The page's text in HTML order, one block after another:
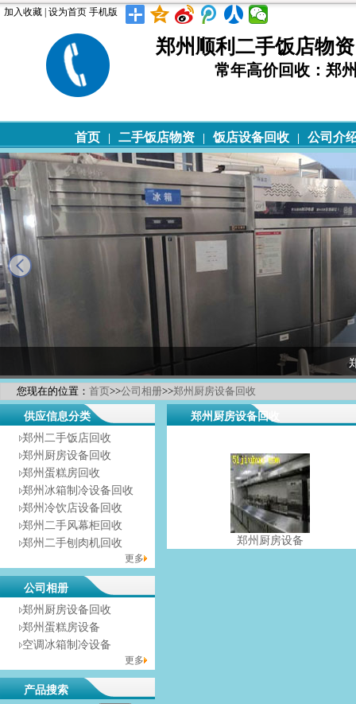
加入收藏 设为首页 手机版
郑州顺利二手饭店物
常年高价回收：郑
首页 二手饭店物资 饭店设备回收 公司介
您现在的位置： 首页>>公司相册>>郑州厨房设备回收
供应信息分类
郑州二手饭店回收
郑州厨房设备回收
郑州蛋糕房回收
郑州冰箱制冷设备回收
郑州冷饮店设备回收
郑州二手风幕柜回收
郑州二手刨肉机回收
更多
公司相册
郑州厨房设备回收
郑州蛋糕房设备
空调冰箱制冷设备
更多
产品搜索
郑州厨房设备回收
郑州厨房设备